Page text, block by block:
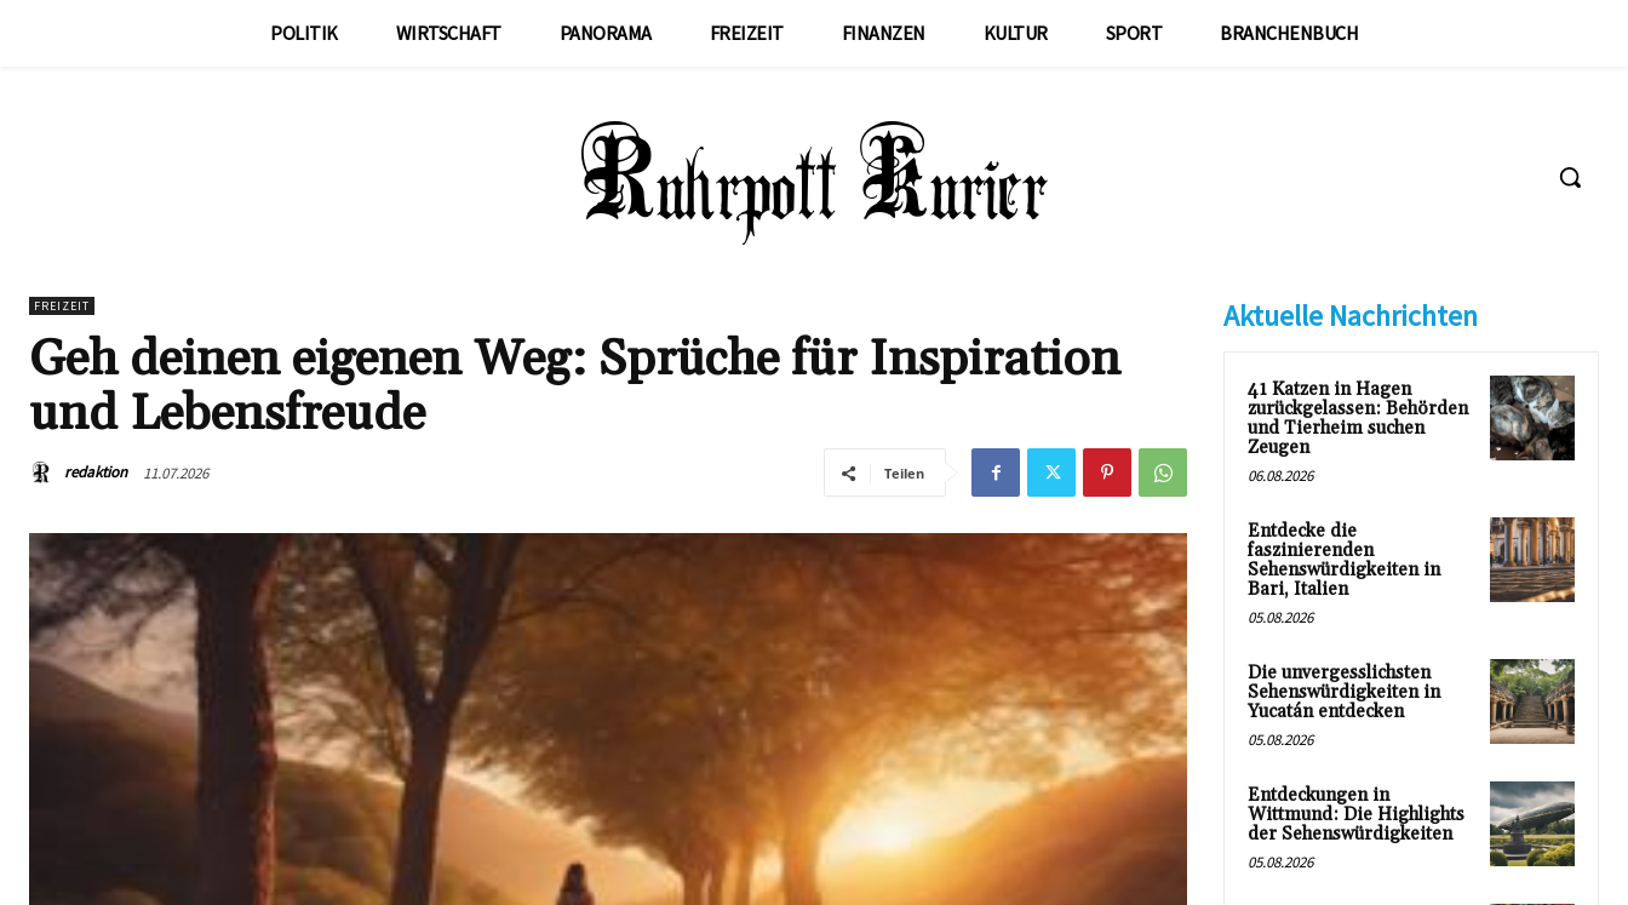
POLITIK WIRTSCHAFT PANORAMA FREIZEIT FINANZEN KULTUR SPORT BRANCHENBUCH
FREIZEIT
Geh deinen eigenen Weg: Sprüche für Inspiration
und Lebensfreude
redaktion 11.07.2026 Teilen
Aktuelle Nachrichten
41 Katzen in Hagen
zurückgelassen: Behörden
und Tierheim suchen
Zeugen
06.08.2026
Entdecke die
faszinierenden
Sehenswürdigkeiten in
Bari, Italien
05.08.2026
Die unvergesslichsten
Sehenswürdigkeiten in
Yucatán entdecken
05.08.2026
Entdeckungen in
Wittmund: Die Highlights
der Sehenswürdigkeiten
05.08.2026